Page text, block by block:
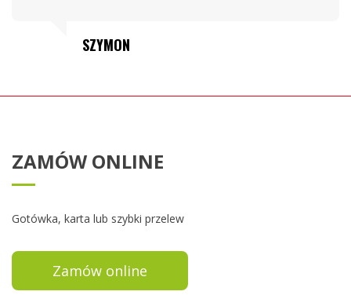
SZYMON
ZAMÓW ONLINE
Gotówka, karta lub szybki przelew
Zamów online